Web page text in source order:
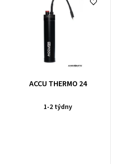
ACCU THERMO 24
1-2 týdny